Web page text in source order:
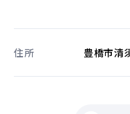
住所 豊橋市清